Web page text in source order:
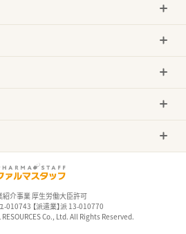
紹介事業 厚生労働大臣許可
-010743 【派遣業】派 13-010770
Co., Ltd. All Rights Reserved.